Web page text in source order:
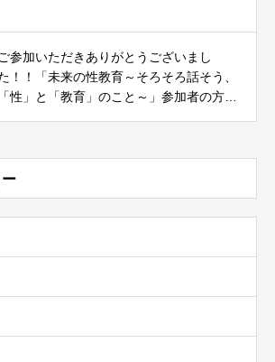
ご参加いただきありがとうございまし
！！「未来の性教育～そろそろ話そう、
「性」と「教育」のこと～」参加者の方々